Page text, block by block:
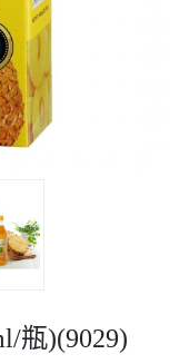
瓶)(9029)